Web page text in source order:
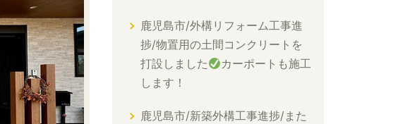
鹿児島市/外構リフォーム工事進
捗/物置用の土間コンクリートを
打設しました
カーポートも施工
します！
鹿児島市/新築外構工事進捗/また